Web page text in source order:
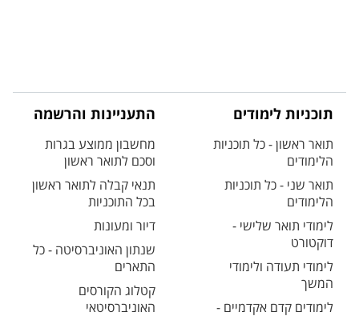
תוכניות לימודים
תואר ראשון - כל תוכניות
הלימודים
תואר שני - כל תוכניות
הלימודים
לימודי תואר שלישי -
דוקטורט
לימודי תעודה ולימודי
המשך
לימודים קדם אקדמיים -
התעניינות והרשמה
מחשבון ממוצע בגרות
וסכם לתואר ראשון
תנאי קבלה לתואר ראשון
בכל התוכניות
דיור ומעונות
שנתון האוניברסיטה - כל
התארים
קטלוג הקורסים
האוניברסיטאי